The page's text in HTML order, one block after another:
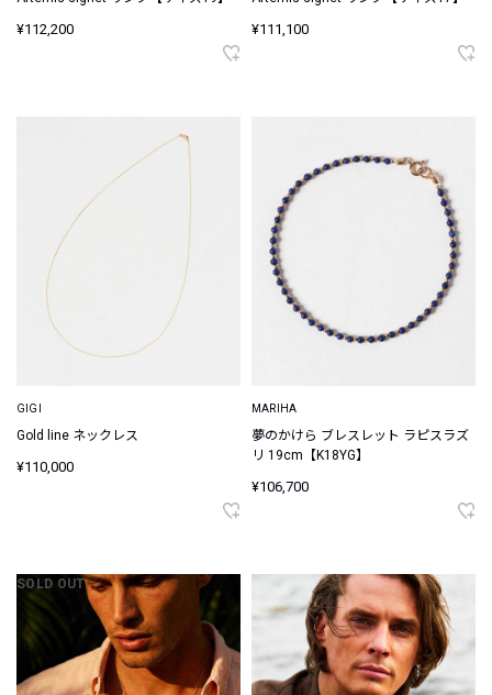
¥112,200 ¥111,100
GIGI
Gold line ネックレス
¥110,000
MARIHA
夢のかけら ブレスレット ラピスラズ
リ 19cm【K18YG】
¥106,700
SOLD OUT